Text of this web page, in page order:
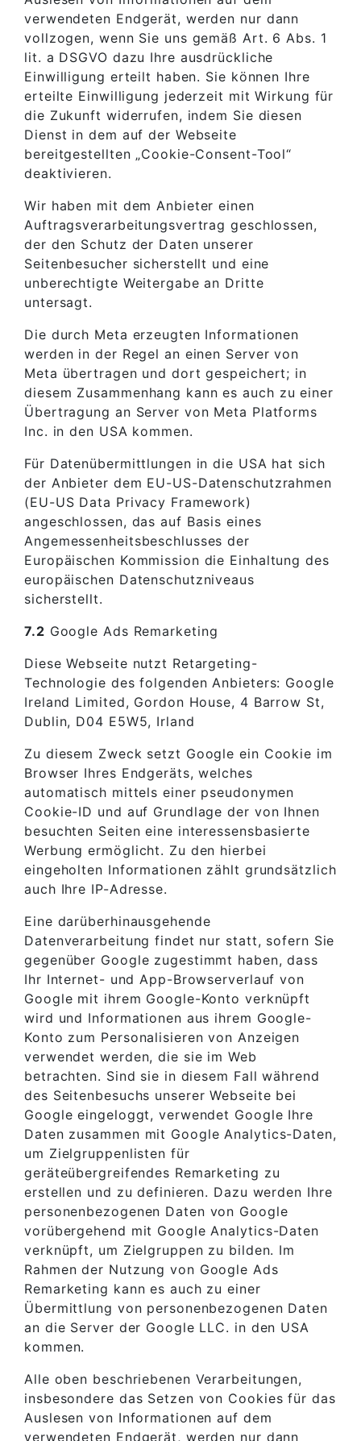
verwendeten Endgerät, werden nur dann
vollzogen, wenn Sie uns gemäß Art. 6 Abs. 1
lit. a DSGVO dazu Ihre ausdrückliche
Einwilligung erteilt haben. Sie können Ihre
erteilte Einwilligung jederzeit mit Wirkung für
die Zukunft widerrufen, indem Sie diesen
Dienst in dem auf der Webseite
bereitgestellten „Cookie-Consent-Tool“
deaktivieren.
Wir haben mit dem Anbieter einen
Auftragsverarbeitungsvertrag geschlossen,
der den Schutz der Daten unserer
Seitenbesucher sicherstellt und eine
unberechtigte Weitergabe an Dritte
untersagt.
Die durch Meta erzeugten Informationen
werden in der Regel an einen Server von
Meta übertragen und dort gespeichert; in
diesem Zusammenhang kann es auch zu einer
Übertragung an Server von Meta Platforms
Inc. in den USA kommen.
Für Datenübermittlungen in die USA hat sich
der Anbieter dem EU-US-Datenschutzrahmen
(EU-US Data Privacy Framework)
angeschlossen, das auf Basis eines
Angemessenheitsbeschlusses der
Europäischen Kommission die Einhaltung des
europäischen Datenschutzniveaus
sicherstellt.
7.2 Google Ads Remarketing
Diese Webseite nutzt Retargeting-
Technologie des folgenden Anbieters: Google
Ireland Limited, Gordon House, 4 Barrow St,
Dublin, D04 E5W5, Irland
Zu diesem Zweck setzt Google ein Cookie im
Browser Ihres Endgeräts, welches
automatisch mittels einer pseudonymen
Cookie-ID und auf Grundlage der von Ihnen
besuchten Seiten eine interessensbasierte
Werbung ermöglicht. Zu den hierbei
eingeholten Informationen zählt grundsätzlich
auch Ihre IP-Adresse.
Eine darüberhinausgehende
Datenverarbeitung findet nur statt, sofern Sie
gegenüber Google zugestimmt haben, dass
Ihr Internet- und App-Browserverlauf von
Google mit ihrem Google-Konto verknüpft
wird und Informationen aus ihrem Google-
Konto zum Personalisieren von Anzeigen
verwendet werden, die sie im Web
betrachten. Sind sie in diesem Fall während
des Seitenbesuchs unserer Webseite bei
Google eingeloggt, verwendet Google Ihre
Daten zusammen mit Google Analytics-Daten,
um Zielgruppenlisten für
geräteübergreifendes Remarketing zu
erstellen und zu definieren. Dazu werden Ihre
personenbezogenen Daten von Google
vorübergehend mit Google Analytics-Daten
verknüpft, um Zielgruppen zu bilden. Im
Rahmen der Nutzung von Google Ads
Remarketing kann es auch zu einer
Übermittlung von personenbezogenen Daten
an die Server der Google LLC. in den USA
kommen.
Alle oben beschriebenen Verarbeitungen,
insbesondere das Setzen von Cookies für das
Auslesen von Informationen auf dem
verwendeten Endgerät, werden nur dann